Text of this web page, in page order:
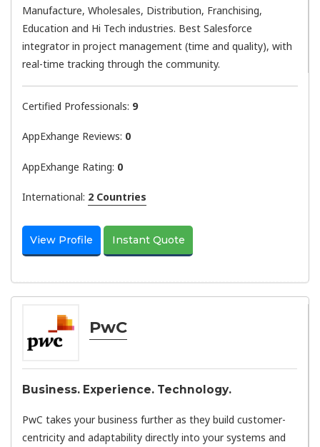
Manufacture, Wholesales, Distribution, Franchising,
Education and Hi Tech industries. Best Salesforce
integrator in project management (time and quality), with
real-time tracking through the community.
Certified Professionals: 9
AppExhange Reviews: 0
AppExhange Rating: 0
International: 2 Countries
View Profile Instant Quote
PwC
Business. Experience. Technology.
PwC takes your business further as they build customer-
centricity and adaptability directly into your systems and